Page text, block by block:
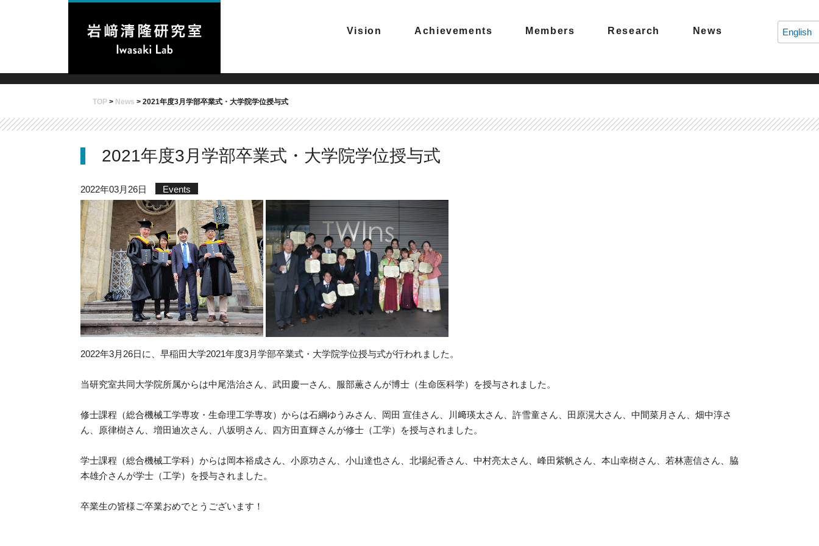
Vision Achievements Members Research News English
TOP > News > 2021年度3月学部卒業式・大学院学位授与式
2021年度3月学部卒業式・大学院学位授与式
2022年03月26日 Events
2022年3月26日に、早稲田大学2021年度3月学部卒業式・大学院学位授与式が行われました。
当研究室共同大学院所属からは中尾浩治さん、武田慶一さん、服部薫さんが博士（生命医科学）を授与されました。
修士課程（総合機械工学専攻・生命理工学専攻）からは石綱ゆうみさん、岡田 宣佳さん、川﨑瑛太さん、許雪童さん、田原滉大さん、中間菜月さん、畑中淳さ
ん、原律樹さん、増田迪次さん、八坂明さん、四方田直輝さんが修士（工学）を授与されました。
学士課程（総合機械工学科）からは岡本裕成さん、小原功さん、小山達也さん、北場紀香さん、中村亮太さん、峰田紫帆さん、本山幸樹さん、若林憲信さん、脇
本雄介さんが学士（工学）を授与されました。
卒業生の皆様ご卒業おめでとうございます！